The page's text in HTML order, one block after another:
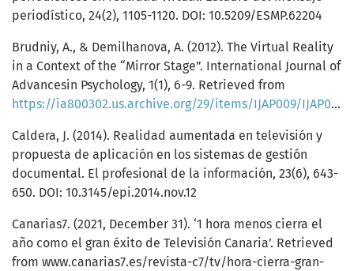
periodístico, 24(2), 1105-1120. DOI: 10.5209/ESMP.62204
Brudniy, A., & Demilhanova, A. (2012). The Virtual Reality
in a Context of the “Mirror Stage”. International Journal of
Advancesin Psychology, 1(1), 6-9. Retrieved from
https://ia800302.us.archive.org/29/items/IJAP009/IJAP009.pdf
Caldera, J. (2014). Realidad aumentada en televisión y
propuesta de aplicación en los sistemas de gestión
documental. El profesional de la información, 23(6), 643-
650. DOI: 10.3145/epi.2014.nov.12
Canarias7. (2021, December 31). ‘1 hora menos cierra el
año como el gran éxito de Televisión Canaria’. Retrieved
from www.canarias7.es/revista-c7/tv/hora-cierra-gran-